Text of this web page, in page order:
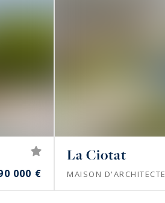
000 €
La Ciotat
MAISON D'ARCHITECTE